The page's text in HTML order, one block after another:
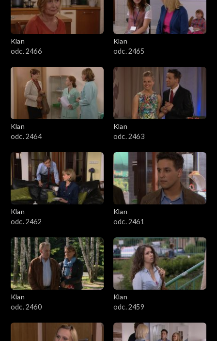
Klan
odc. 2466
Klan
odc. 2465
Klan
odc. 2464
Klan
odc. 2463
Klan
odc. 2462
Klan
odc. 2461
Klan
odc. 2460
Klan
odc. 2459